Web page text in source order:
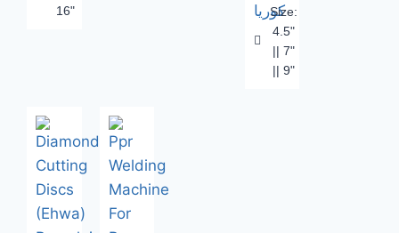
16"
Size:
4.5"
|| 7"
|| 9"